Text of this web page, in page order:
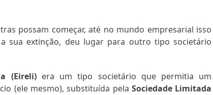
possam começar, até no mundo empresarial isso
sua extinção, deu lugar para outro tipo societário
(Eireli)era um tipo societário que permitia um
(ele mesmo), substituída pela Sociedade Limitada